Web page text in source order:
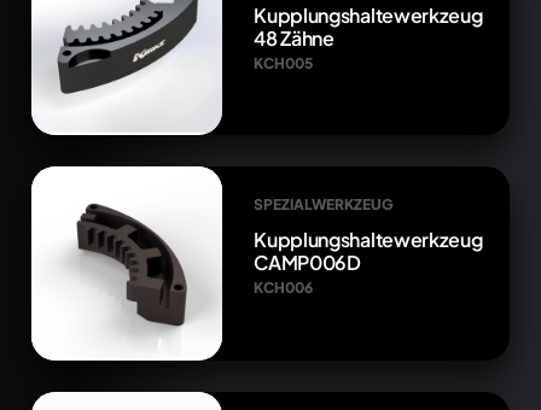
Kupplungshaltewerkzeug
48 Zähne
KCH005
SPEZIALWERKZEUG
Kupplungshaltewerkzeug
CAMP006D
KCH006